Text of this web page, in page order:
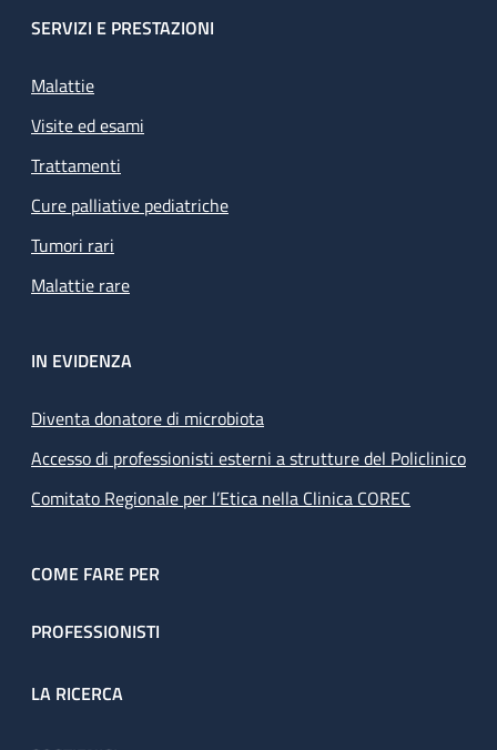
SERVIZI E PRESTAZIONI
Malattie
Visite ed esami
Trattamenti
Cure palliative pediatriche
Tumori rari
Malattie rare
IN EVIDENZA
Diventa donatore di microbiota
Accesso di professionisti esterni a strutture del Policlinico
Comitato Regionale per l’Etica nella Clinica COREC
COME FARE PER
PROFESSIONISTI
LA RICERCA